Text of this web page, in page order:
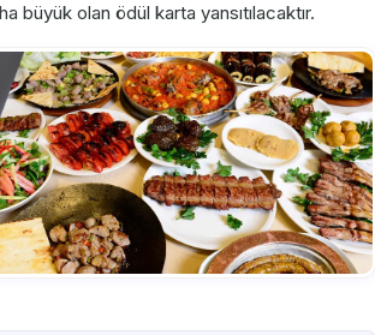
büyük olan ödül karta yansıtılacaktır.